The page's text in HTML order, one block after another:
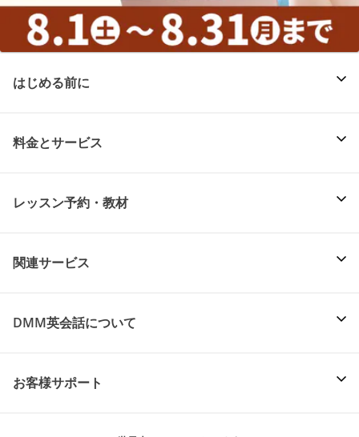
はじめる前に
料金とサービス
レッスン予約・教材
関連サービス
DMM英会話について
お客様サポート